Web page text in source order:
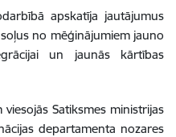
apskatīja jautājumus
no mēģinājumiem jauno
un jaunās kārtības
Satiksmes ministrijas
departamenta nozares